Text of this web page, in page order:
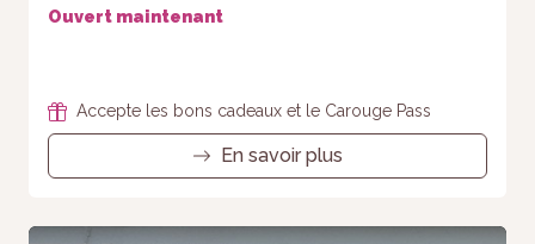
Ouvert maintenant
Accepte les bons cadeaux et le Carouge Pass
En savoir plus